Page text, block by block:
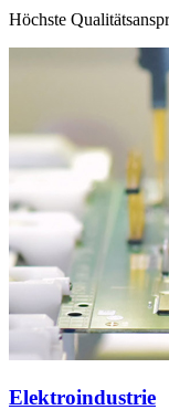
Höchste
Elektroindustrie